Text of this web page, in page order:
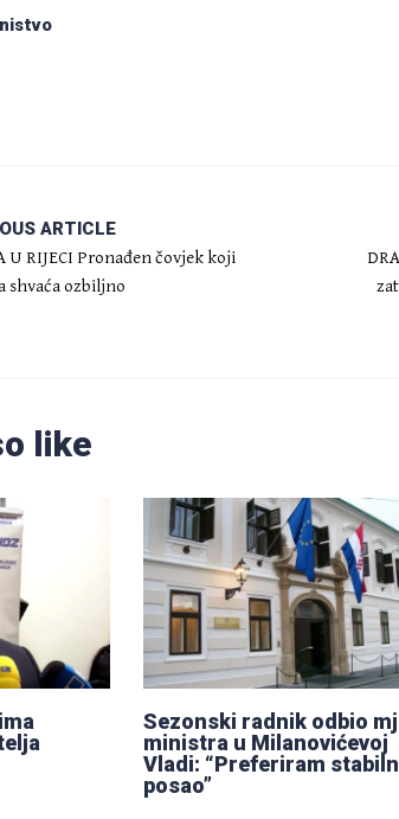
ARTICLE
U RIJECI Pronađen čovjek koji
shvaća ozbiljno
like
Sezonski radnik odbio
ministra u Milanovićevoj
Vladi: “Preferiram
posao”